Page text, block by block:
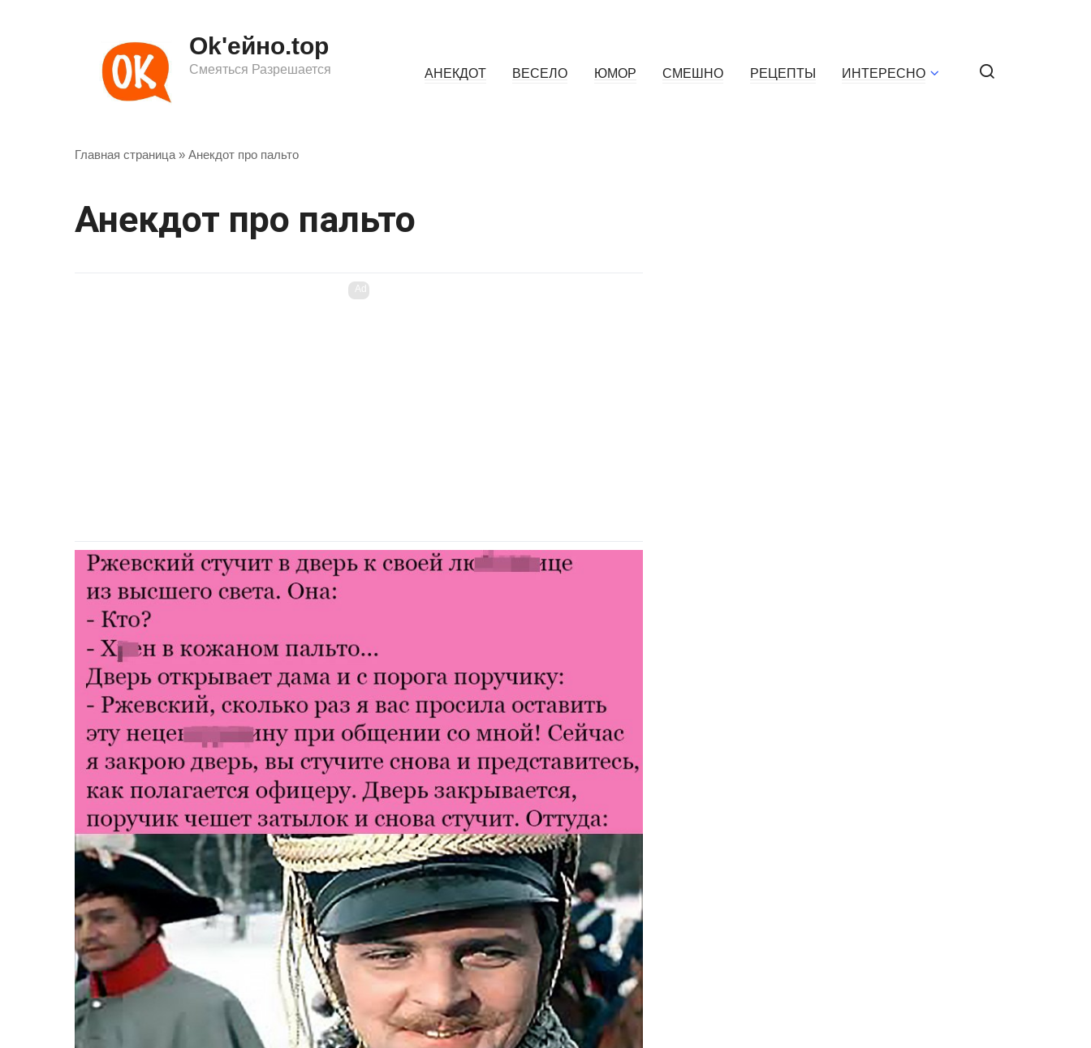
Ok'ейно.top
Смеяться Разрешается АНЕКДОТ ВЕСЕЛО ЮМОР СМЕШНО РЕЦЕПТЫ ИНТЕРЕСНО
Главная страница » Анекдот про пальто
Анекдот про пальто
Ad